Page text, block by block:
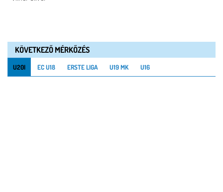
KÖVETKEZŐ MÉRKŐZÉS
U20I EC U18 ERSTE LIGA U19 MK U16